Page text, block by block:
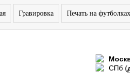
Гравировка Печать на футболках
СПб (